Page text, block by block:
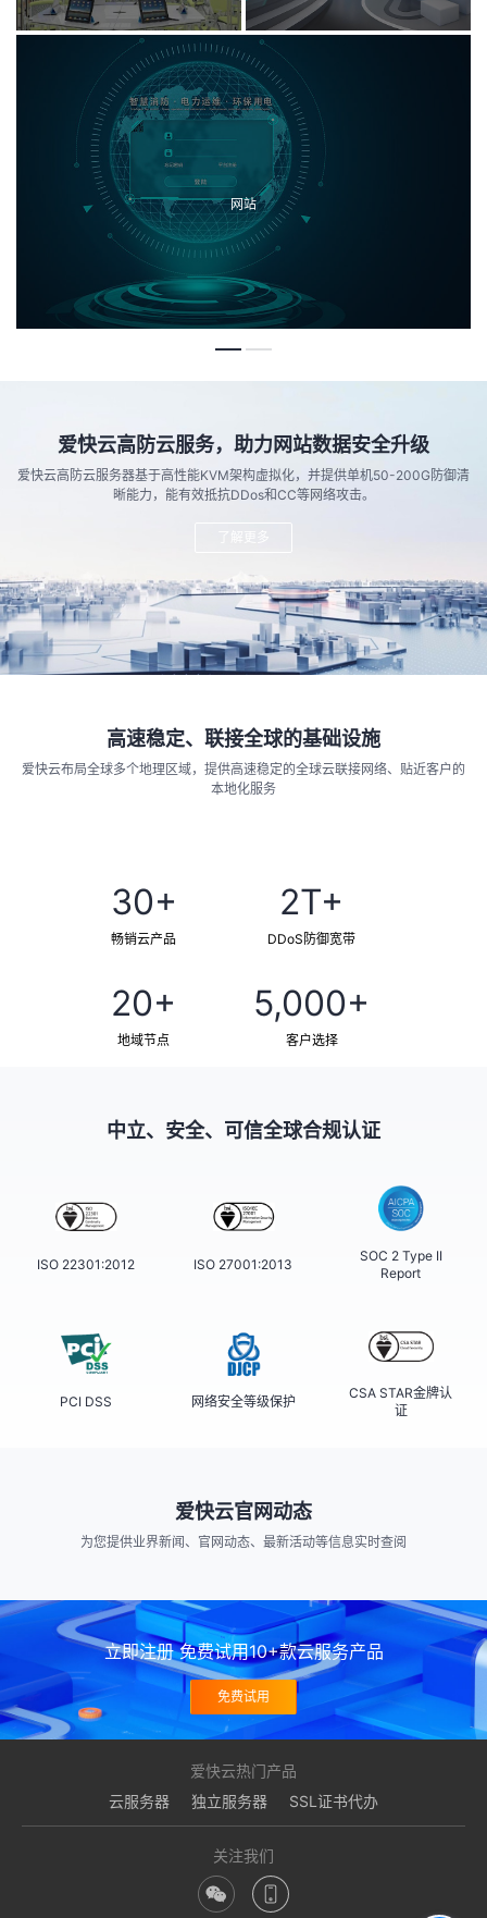
网站
爱快云高防云服务，助力网站数据安全升级
爱快云高防云服务器基于高性能KVM架构虚拟化，并提供单机50-200G防御清
晰能力，能有效抵抗DDos和CC等网络攻击。
高速稳定、联接全球的基础设施
爱快云布局全球多个地理区域，提供高速稳定的全球云联接网络、贴近客户的
本地化服务
30+
畅销云产品
2T+
DDoS防御宽带
20+
地域节点
5,000+
客户选择
中立、安全、可信全球合规认证
ISO 22301:2012 ISO 27001:2013
SOC 2 Type II
Report
PCI DSS 网络安全等级保护
CSA STAR金牌认
证
爱快云官网动态
为您提供业界新闻、官网动态、最新活动等信息实时查阅
立即注册 免费试用10+款云服务产品
免费试用
爱快云热门产品
云服务器
独立服务器 SSL证书代办
关注我们